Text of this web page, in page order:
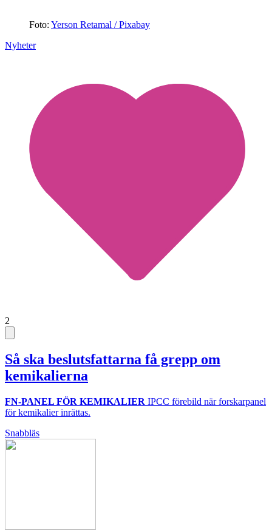
Foto: Yerson Retamal / Pixabay
Nyheter
2
Så ska beslutsfattarna få grepp om
kemikalierna
FN-PANEL FÖR KEMIKALIER IPCC förebild när forskarpanel
för kemikalier inrättas.
Snabbläs